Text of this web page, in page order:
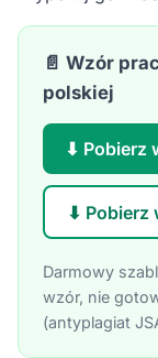
📄 Wzór
polskiej
⬇ Pobierz
⬇ Pobierz
Darmowy
wzór, nie
(antyplagiat